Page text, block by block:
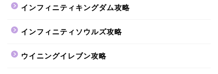
インフィニティキングダム攻略
インフィニティソウルズ攻略
ウイニングイレブン攻略